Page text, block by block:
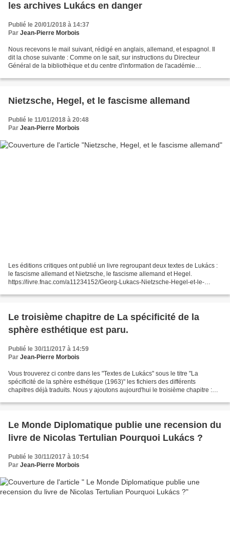
les archives Lukács en danger
Publié le 20/01/2018 à 14:37
Par Jean-Pierre Morbois
Nous recevons le mail suivant, rédigé en anglais, allemand, et espagnol. Il
dit la chose suivante : Comme on le sait, sur instructions du Directeur
Général de la bibliothèque et du centre d'information de l'académie
Nietzsche, Hegel, et le fascisme allemand
Publié le 11/01/2018 à 20:48
Par Jean-Pierre Morbois
Les éditions critiques ont publié un livre regroupant deux textes de Lukács :
le fascisme allemand et Nietzsche, le fascisme allemand et Hegel.
https://livre.fnac.com/a11234152/Georg-Lukacs-Nietzsche-Hegel-et-le-
Le troisième chapitre de La spécificité de la
sphère esthétique est paru.
Publié le 30/11/2017 à 14:59
Par Jean-Pierre Morbois
Vous trouverez ci contre dans les "Textes de Lukács" sous le titre "La
spécificité de la sphère esthétique (1963)" les fichiers des différents
chapitres déjà traduits. Nous y ajoutons aujourd'hui le troisième chapitre :
Le Monde Diplomatique publie une recension du
livre de Nicolas Tertulian Pourquoi Lukács ?
Publié le 30/11/2017 à 10:54
Par Jean-Pierre Morbois